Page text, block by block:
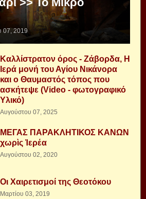
07, 2019
Καλλίστρατον όρος - Ζάβορδα, Η
Ιερά μονή του Αγίου Νικάνορα
και ο Θαυμαστός τόπος που
ασκήτεψε (Video - φωτογραφικό
Υλικό)
Αυγούστου 07, 2025
ΜΕΓΑΣ ΠΑΡΑΚΛΗΤΙΚΟΣ ΚΑΝΩΝ
χωρὶς Ἱερέα
Αυγούστου 02, 2020
Οι Χαιρετισμοί της Θεοτόκου
Μαρτίου 03, 2019